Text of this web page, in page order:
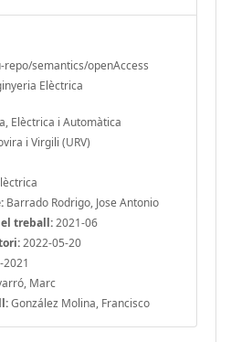
repo/semantics/openAccess
Elèctrica
Elèctrica i Automàtica
i Virgili (URV)
Barrado Rodrigo, Jose Antonio
treball:2021-06
2022-05-20
Marc
González Molina, Francisco